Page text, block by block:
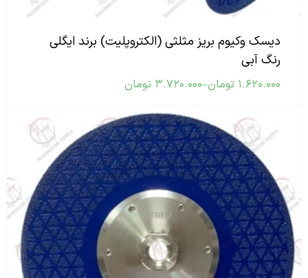
دیسک وکیوم بریز مثلثی (الکتروپلیت) برند ایگلی
رنگ آبی
۱.۶۲۰.۰۰۰ تومان–۳.۷۲۰.۰۰۰ تومان